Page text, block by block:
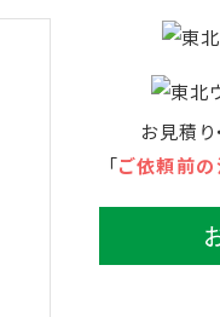
お見積
「ご依頼前